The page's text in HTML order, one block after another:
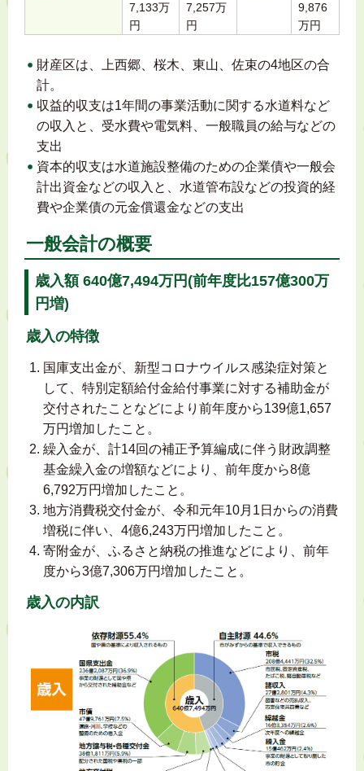
7,133万
円
7,257万
円
9,876
万円
財産区は、上西郷、桜木、東山、佐束の4地区の合
計。
収益的収支は1年間の事業活動に関する水道料など
の収入と、受水費や電気料、一般職員の給与などの
支出
資本的収支は水道施設整備のための企業債や一般会
計出資金などの収入と、水道管布設などの投資的経
費や企業債の元金償還金などの支出
一般会計の概要
歳入額 640億7,494万円(前年度比157億300万
円増)
歳入の特徴
国庫支出金が、新型コロナウイルス感染症対策と
して、特別定額給付金給付事業に対する補助金が
交付されたことなどにより前年度から139億1,657
万円増加したこと。
繰入金が、計14回の補正予算編成に伴う財政調整
基金繰入金の増額などにより、前年度から8億
6,792万円増加したこと。
地方消費税交付金が、令和元年10月1日からの消費
増税に伴い、4億6,243万円増加したこと。
寄附金が、ふるさと納税の推進などにより、前年
度から3億7,306万円増加したこと。
歳入の内訳